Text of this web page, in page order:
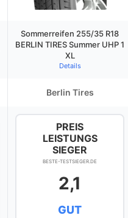
Sommerreifen 255/35 R18
BERLIN TIRES Summer UHP 1
XL
Details
Berlin Tires
PREIS
LEISTUNGS
SIEGER
BESTE-TESTSIEGER.DE
2,1
GUT